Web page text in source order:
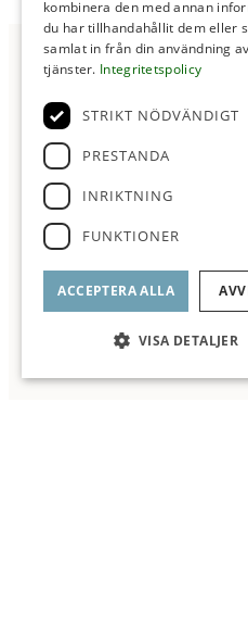
Kontakta oss
kombinera den med annan
du har tillhandahållit dem eller
samlat in från din användning
tjänster. Integritetspolicy
STRIKT NÖDVÄNDIGT
PRESTANDA
INRIKTNING
FUNKTIONER
ACCEPTERA ALLA
VISA DETALJER